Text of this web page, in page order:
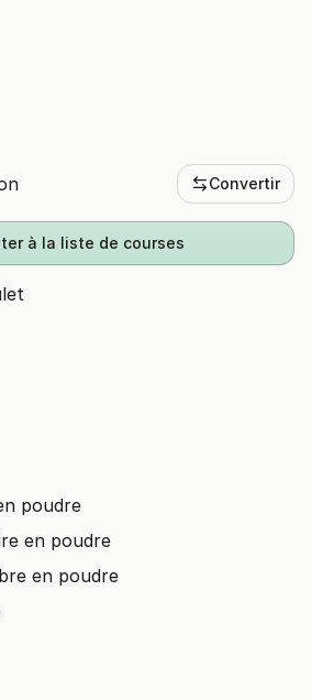
Convertir
à la liste de courses
poudre
en poudre
en poudre